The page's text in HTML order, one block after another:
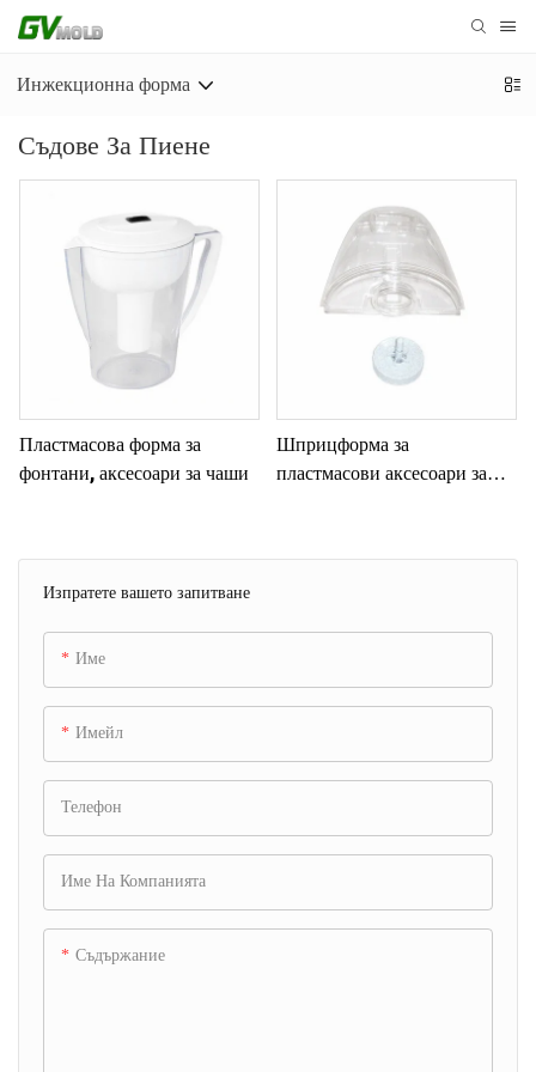
Инжекционна форма
Съдове За Пиене
Изпратете вашето запитване
Име
Имейл
Телефон
Име На Компанията
Съдържание
Пластмасова форма за
фонтани, аксесоари за чаши
Шприцформа за
пластмасови аксесоари за